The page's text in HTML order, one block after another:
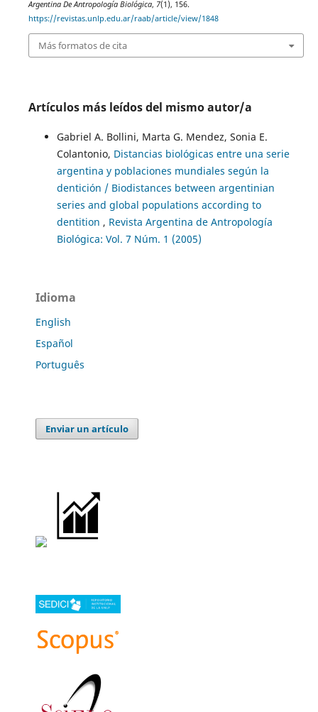
Argentina De Antropología Biológica, 7(1), 156.
https://revistas.unlp.edu.ar/raab/article/view/1848
Más formatos de cita
Artículos más leídos del mismo autor/a
Gabriel A. Bollini, Marta G. Mendez, Sonia E.
Colantonio, Distancias biológicas entre una serie
argentina y poblaciones mundiales según la
dentición / Biodistances between argentinian
series and global populations according to
dentition , Revista Argentina de Antropología
Biológica: Vol. 7 Núm. 1 (2005)
Idioma
English
Español
Português
Enviar un artículo